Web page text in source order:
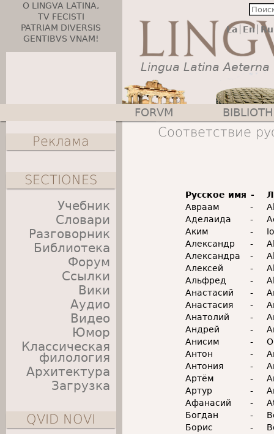
O LINGVA LATINA,
TV FECISTI
PATRIAM DIVERSIS
GENTIBVS VNAM!
La En Ru
Lingua Latina Aeterna
Соответствие
Русское имя -
Авраам
-
Аделаида
-
Аким
-
Александр
-
Александра
-
Алексей
-
Альфред
-
Анастасий
-
Анастасия
-
Анатолий
-
Андрей
-
Анисим
-
Антон
-
Антония
-
Артём
-
Артур
-
Афанасий
-
Богдан
-
Борис
-
Главное меню
FORVM
Реклама
SECTIONES
Учебник
Словари
Разговорник
Библиотека
Форум
Ссылки
Вики
Аудио
Видео
Юмор
Классическая
филология
Архитектура
Загрузка
QVID NOVI